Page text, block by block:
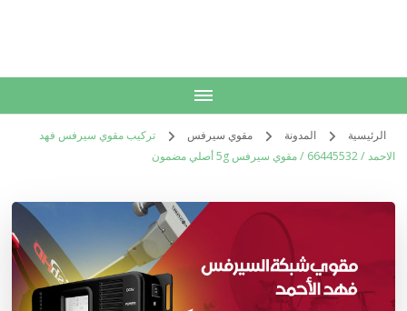
الرئيسية المدونة مقوي سيرفس
تركيب مقوي سيرفس فهد
الاحمد / 66445532 / مقوي سيرفس 5g أصلي مضمون